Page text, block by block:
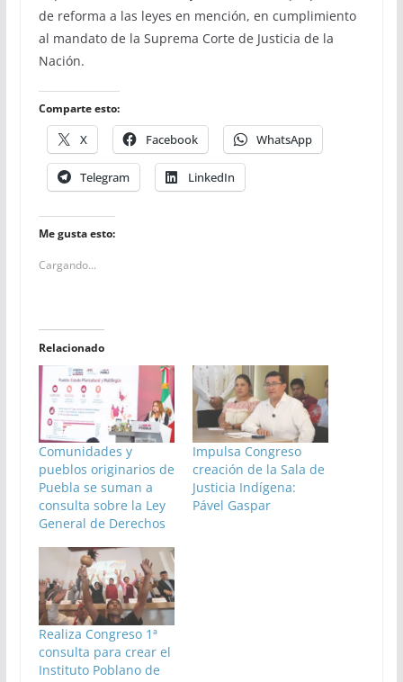
de reforma a las leyes en mención, en cumplimiento
al mandato de la Suprema Corte de Justicia de la
Nación.
Comparte esto:
X Facebook WhatsApp
Telegram LinkedIn
Me gusta esto:
Cargando...
Relacionado
Comunidades y
pueblos originarios de
Puebla se suman a
consulta sobre la Ley
General de Derechos
Impulsa Congreso
creación de la Sala de
Justicia Indígena:
Pável Gaspar
Realiza Congreso 1ª
consulta para crear el
Instituto Poblano de